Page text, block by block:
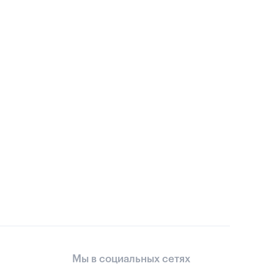
Мы в социальных сетях